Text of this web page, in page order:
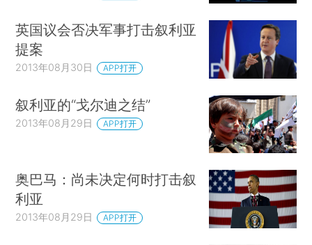
英国议会否决军事打击叙利亚
提案
2013年08月30日 APP打开
叙利亚的“戈尔迪之结”
2013年08月29日 APP打开
奥巴马：尚未决定何时打击叙
利亚
2013年08月29日 APP打开